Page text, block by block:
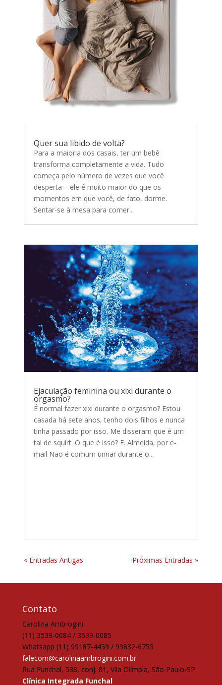
Quer sua libido de volta?
Para a maioria dos casais, ter um bebê
transforma completamente a vida. Tudo
começa pelo número de vezes que você
desperta – ele é muito maior do que os
momentos em que você, de fato, dorme.
Sentar-se à mesa para comer...
Ejaculação feminina ou xixi durante o
orgasmo?
É normal fazer xixi durante o orgasmo? Estou
casada há sete anos, tenho dois filhos e nunca
tinha passado por isso. Me disseram que é um
tal de squirt. O que é isso? F. Almeida, por e-
mail Não é comum urinar durante o...
« Entradas Antigas Próximas Entradas »
Contato
Carolina Ambrogini
(11) 3539-0084 / 3539-0085
Whatsapp (11) 99187-4459 / 99832-6755
falecom@carolinaambrogini.com.br
Rua Funchal, 538, conj. 81, Vila Olímpia, São Paulo-SP
Clínica Integrada Funchal